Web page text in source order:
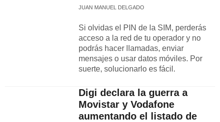
JUAN MANUEL DELGADO
Si olvidas el PIN de la SIM, perderás
acceso a la red de tu operador y no
podrás hacer llamadas, enviar
mensajes o usar datos móviles. Por
suerte, solucionarlo es fácil.
Digi declara la guerra a
Movistar y Vodafone
aumentando el listado de